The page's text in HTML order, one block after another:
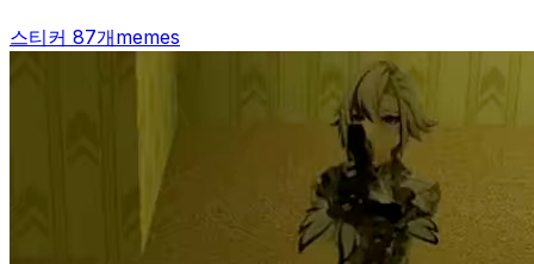
스티커 87개memes